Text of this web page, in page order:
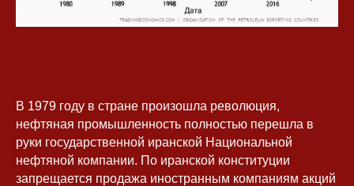
В 1979 году в стране произошла революция,
нефтяная промышленность полностью перешла в
руки государственной иранской Национальной
нефтяной компании. По иранской конституции
запрещается продажа иностранным компаниям акций